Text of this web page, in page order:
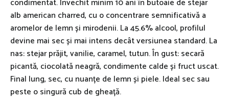
condimentat. Învechit minim 10 ani în butoaie de stejar
alb american charred, cu o concentrare semnificativă a
aromelor de lemn și mirodenii. La 45.6% alcool, profilul
devine mai sec și mai intens decât versiunea standard. La
nas: stejar prăjit, vanilie, caramel, tutun. În gust: secară
picantă, ciocolată neagră, condimente calde și fruct uscat.
Final lung, sec, cu nuanțe de lemn și piele. Ideal sec sau
peste o singură cub de gheață.